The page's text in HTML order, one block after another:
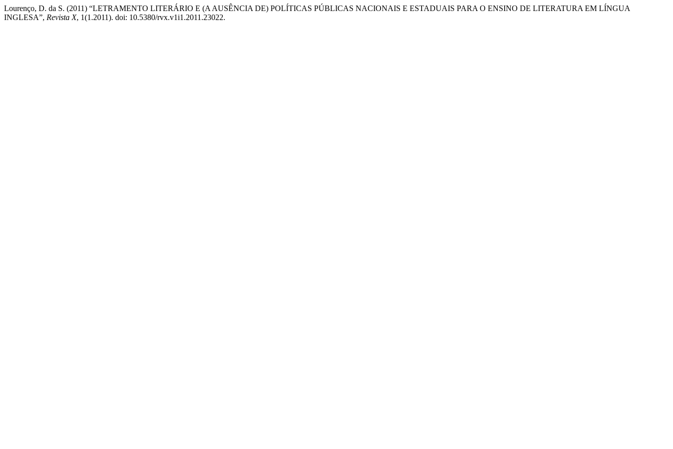
Lourenço, D. da S. (2011) “LETRAMENTO LITERÁRIO E (A AUSÊNCIA DE) POLÍTICAS PÚBLICAS NACIONAIS E ESTADUAIS PARA O ENSINO DE LITERATURA EM LÍNGUA
INGLESA”, Revista X, 1(1.2011). doi: 10.5380/rvx.v1i1.2011.23022.